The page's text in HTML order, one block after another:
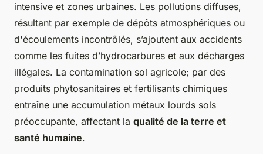
intensive et zones urbaines. Les pollutions diffuses,
résultant par exemple de dépôts atmosphériques ou
d'écoulements incontrôlés, s’ajoutent aux accidents
comme les fuites d’hydrocarbures et aux décharges
illégales. La contamination sol agricole; par des
produits phytosanitaires et fertilisants chimiques
entraîne une accumulation métaux lourds sols
préoccupante, affectant la qualité de la terre et
santé humaine.